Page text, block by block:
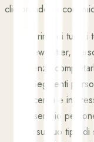
clic branded
Prima di tutto
newsletter,
senza
Segmenti
ricerca e
esempio
o sul tuo tipo di